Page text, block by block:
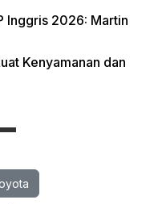
Inggris 2026: Martin
Kenyamanan dan